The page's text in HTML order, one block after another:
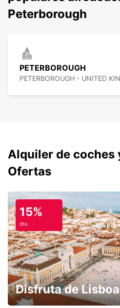
Peterborough
PETERBOROUGH
PETERBOROUGH - UNITED
Alquiler de coches
Ofertas
15%
dto.
Disfruta de